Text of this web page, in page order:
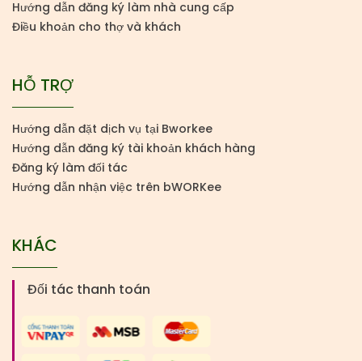
Hướng dẫn đăng ký làm nhà cung cấp
Điều khoản cho thợ và khách
HỖ TRỢ
Hướng dẫn đặt dịch vụ tại Bworkee
Hướng dẫn đăng ký tài khoản khách hàng
Đăng ký làm đối tác
Hướng dẫn nhận việc trên bWORKee
KHÁC
Đối tác thanh toán